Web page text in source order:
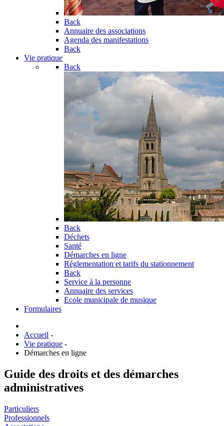
Back
Annuaire des associations
Agenda des manifestations
Back
Vie pratique
Back
Back
Déchets
Santé
Démarches en ligne
Réglementation et tarifs du stationnement
Back
Service à la personne
Annuaire des services
Ecole municipale de musique
Formulaires
Accueil -
Vie pratique -
Démarches en ligne
Guide des droits et des démarches
administratives
Particuliers
Professionnels